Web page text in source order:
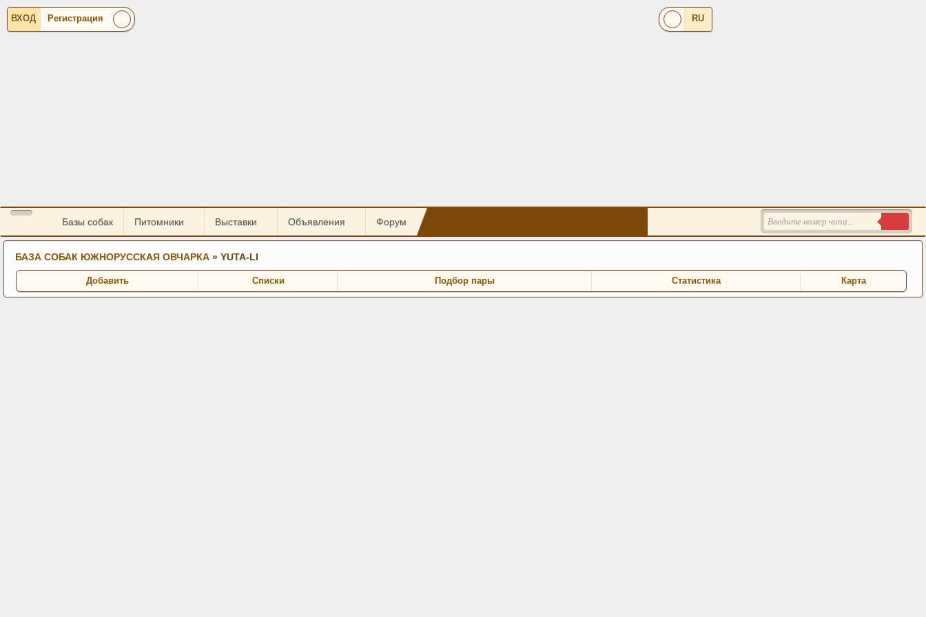
ВХОД Регистрация RU
Базы собак Питомники Выставки Объявления Форум
БАЗА СОБАК ЮЖНОРУССКАЯ ОВЧАРКА » YUTA-LI
Добавить Списки Подбор пары Статистика Карта